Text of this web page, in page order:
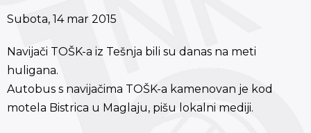
Subota, 14 mar 2015
Navijači TOŠK-a iz Tešnja bili su danas na meti
huligana.
Autobus s navijačima TOŠK-a kamenovan je kod
motela Bistrica u Maglaju, pišu lokalni mediji.